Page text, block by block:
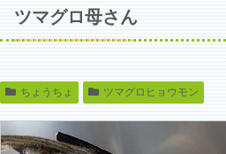
ツマグロ母さん
ちょうちょ ツマグロヒョウモン